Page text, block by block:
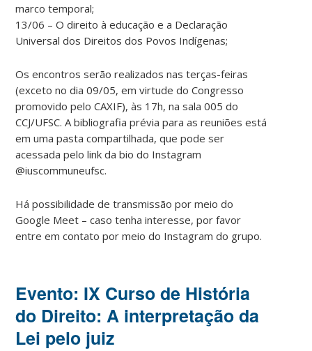
marco temporal;
13/06 – O direito à educação e a Declaração
Universal dos Direitos dos Povos Indígenas;
Os encontros serão realizados nas terças-feiras
(exceto no dia 09/05, em virtude do Congresso
promovido pelo CAXIF), às 17h, na sala 005 do
CCJ/UFSC. A bibliografia prévia para as reuniões está
em uma pasta compartilhada, que pode ser
acessada pelo link da bio do Instagram
@iuscommuneufsc.
Há possibilidade de transmissão por meio do
Google Meet – caso tenha interesse, por favor
entre em contato por meio do Instagram do grupo.
Evento: IX Curso de História
do Direito: A interpretação da
Lei pelo juiz